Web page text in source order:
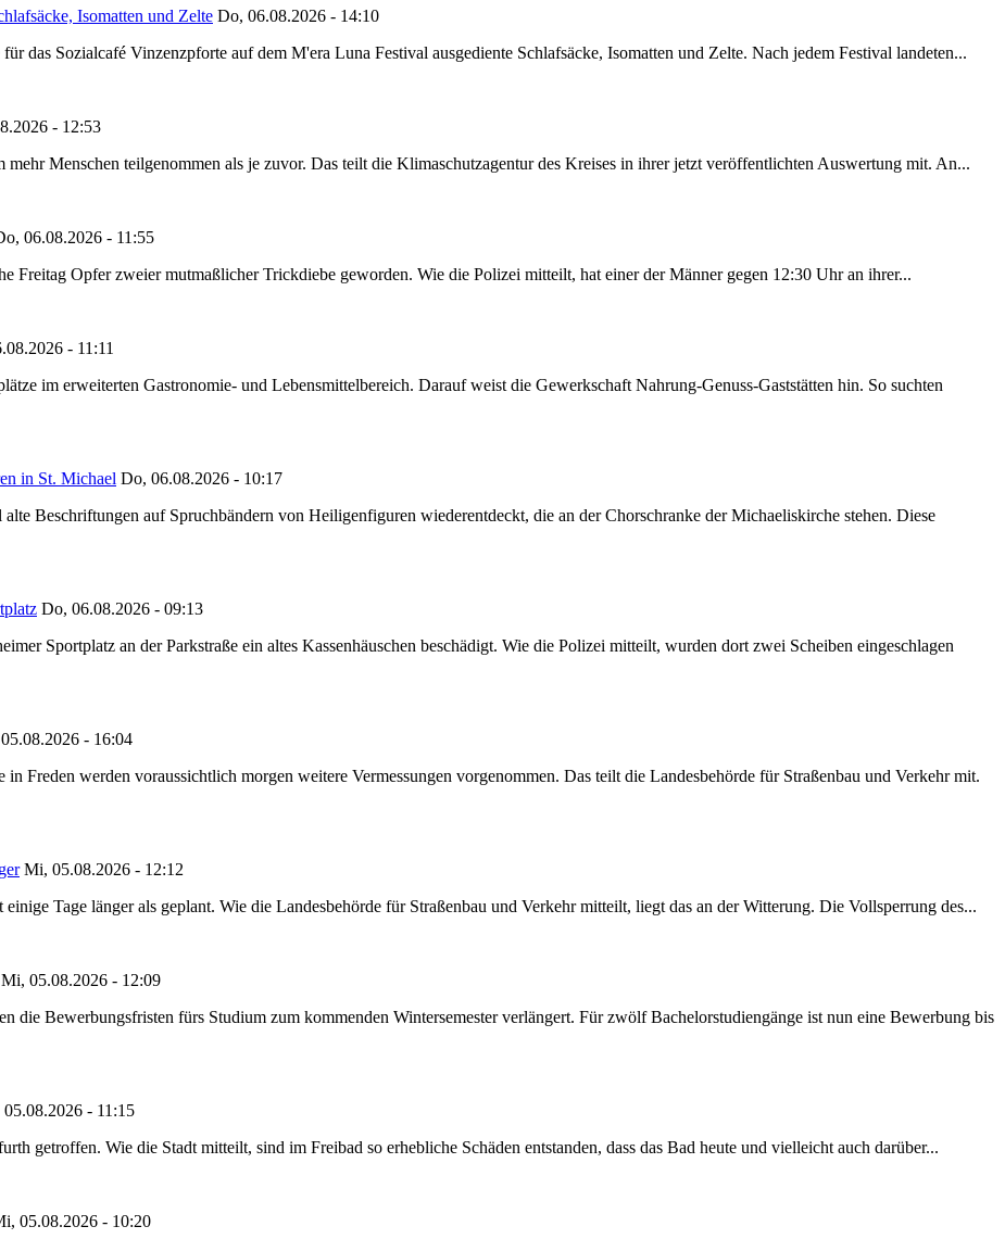
Isomatten und Zelte Do, 06.08.2026 - 14:10
das Sozialcafé Vinzenzpforte auf dem M'era Luna Festival ausgediente Schlafsäcke, Isomatten und Zelte. Nach jedem Festival landeten...
- 12:53
mehr Menschen teilgenommen als je zuvor. Das teilt die Klimaschutzagentur des Kreises in ihrer jetzt veröffentlichten Auswertung mit. An...
06.08.2026 - 11:55
Freitag Opfer zweier mutmaßlicher Trickdiebe geworden. Wie die Polizei mitteilt, hat einer der Männer gegen 12:30 Uhr an ihrer...
- 11:11
im erweiterten Gastronomie- und Lebensmittelbereich. Darauf weist die Gewerkschaft Nahrung-Genuss-Gaststätten hin. So suchten
in St. Michael Do, 06.08.2026 - 10:17
Beschriftungen auf Spruchbändern von Heiligenfiguren wiederentdeckt, die an der Chorschranke der Michaeliskirche stehen. Diese
Do, 06.08.2026 - 09:13
Sportplatz an der Parkstraße ein altes Kassenhäuschen beschädigt. Wie die Polizei mitteilt, wurden dort zwei Scheiben eingeschlagen
- 16:04
Freden werden voraussichtlich morgen weitere Vermessungen vorgenommen. Das teilt die Landesbehörde für Straßenbau und Verkehr mit.
Mi, 05.08.2026 - 12:12
Tage länger als geplant. Wie die Landesbehörde für Straßenbau und Verkehr mitteilt, liegt das an der Witterung. Die Vollsperrung des...
Mi, 05.08.2026 - 12:09
die Bewerbungsfristen fürs Studium zum kommenden Wintersemester verlängert. Für zwölf Bachelorstudiengänge ist nun eine Bewerbung bis
- 11:15
getroffen. Wie die Stadt mitteilt, sind im Freibad so erhebliche Schäden entstanden, dass das Bad heute und vielleicht auch darüber...
05.08.2026 - 10:20